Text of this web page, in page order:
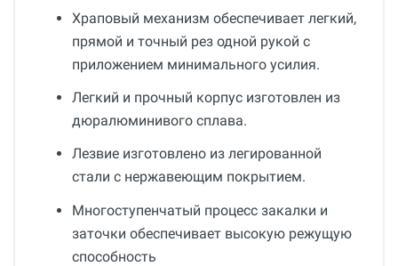
Храповый механизм обеспечивает легкий,
прямой и точный рез одной рукой с
приложением минимального усилия.
Легкий и прочный корпус изготовлен из
дюралюминивого сплава.
Лезвие изготовлено из легированной
стали с нержавеющим покрытием.
Многоступенчатый процесс закалки и
заточки обеспечивает высокую режущую
способность